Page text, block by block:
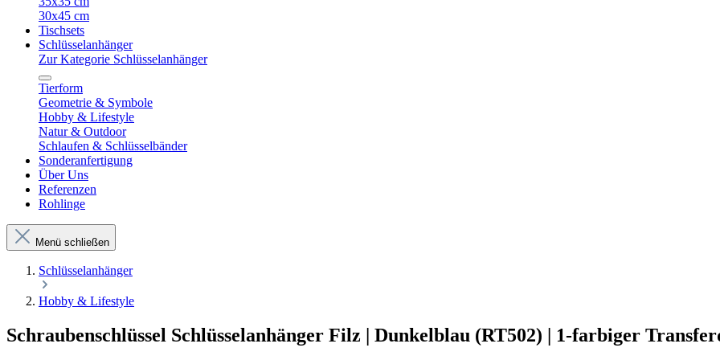
30x45 cm
Tischsets
Schlüsselanhänger
Zur Kategorie Schlüsselanhänger
Tierform
Geometrie & Symbole
Hobby & Lifestyle
Natur & Outdoor
Schlaufen & Schlüsselbänder
Sonderanfertigung
Über Uns
Referenzen
Rohlinge
Menü schließen
Schlüsselanhänger
Hobby & Lifestyle
Schraubenschlüssel Schlüsselanhänger Filz | Dunkelblau (RT502) | 1-farbiger